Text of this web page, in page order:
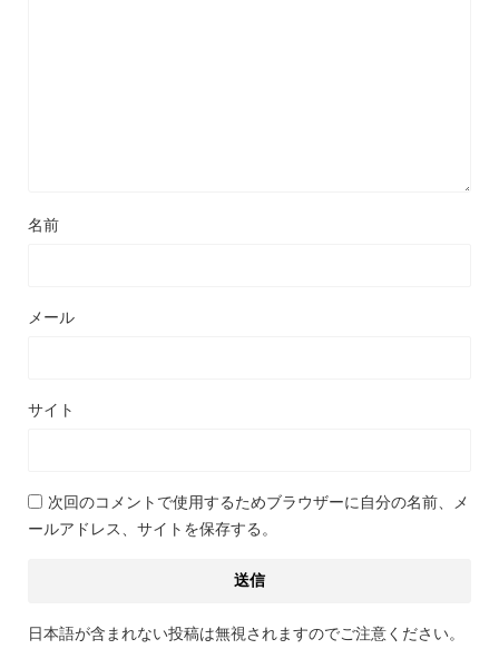
名前
メール
サイト
次回のコメントで使用するためブラウザーに自分の名前、メ
ールアドレス、サイトを保存する。
日本語が含まれない投稿は無視されますのでご注意ください。